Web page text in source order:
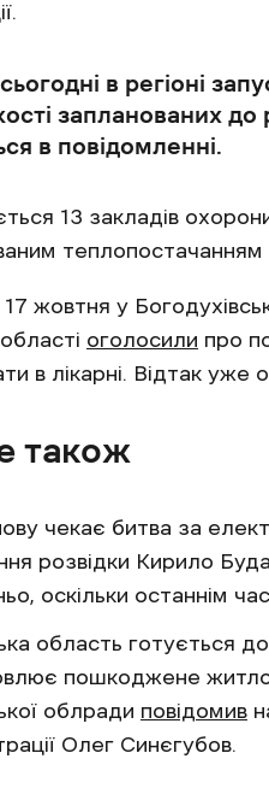
в регіоні
запланованих
в повідомленні.
13 закладів
теплопостачанням
жовтня у
оголосили про
в лікарні. Відтак
також
чекає битва за
розвідки Кирило
оскільки останнім
область готується
пошкоджене
облради повідомив
Олег Синєгубов.